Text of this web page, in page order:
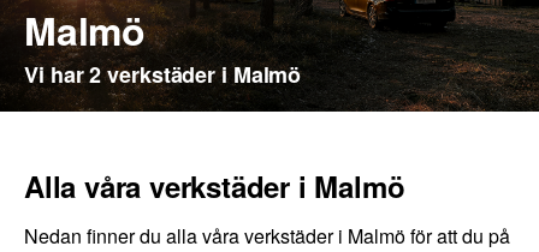
Om MekoPartner
Malmö
Vi har 2 verkstäder i Malmö
Alla våra verkstäder i Malmö
Nedan finner du alla våra verkstäder i Malmö för att du på